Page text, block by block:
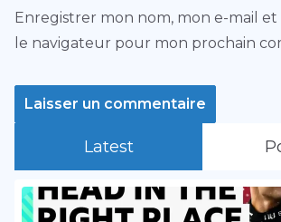
Enregistrer mon nom, mon e-mail et
le navigateur pour mon prochain
Latest